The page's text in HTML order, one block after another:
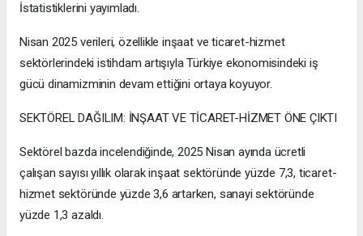
İstatistiklerini yayımladı.
Nisan 2025 verileri, özellikle inşaat ve ticaret-hizmet
sektörlerindeki istihdam artışıyla Türkiye ekonomisindeki iş
gücü dinamizminin devam ettiğini ortaya koyuyor.
SEKTÖREL DAĞILIM: İNŞAAT VE TİCARET-HİZMET ÖNE ÇIKTI
Sektörel bazda incelendiğinde, 2025 Nisan ayında ücretli
çalışan sayısı yıllık olarak inşaat sektöründe yüzde 7,3, ticaret-
hizmet sektöründe yüzde 3,6 artarken, sanayi sektöründe
yüzde 1,3 azaldı.